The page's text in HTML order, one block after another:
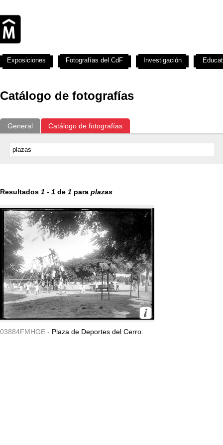
Catálogo de fotografías
General Catálogo de fotografías
Resultados 1 - 1 de 1 para plazas
03884FMHGE - Plaza de Deportes del Cerro.
Exposiciones Fotografías del CdF Investigación